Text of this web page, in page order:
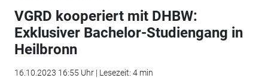
VGRD kooperiert mit DHBW:
Exklusiver Bachelor-Studiengang in
Heilbronn
16.10.2023 16:55 Uhr | Lesezeit: 4 min